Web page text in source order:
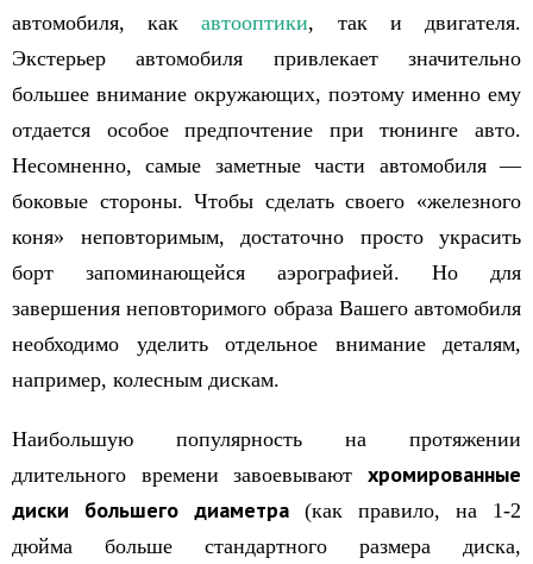
автомобиля, какавтооптики, так и двигателя.
Экстерьер автомобиля привлекает значительно
большее внимание окружающих, поэтому именно ему
отдается особое предпочтение при тюнинге авто.
Несомненно, самые заметные части автомобиля —
боковые стороны. Чтобы сделать своего «железного
коня» неповторимым, достаточно просто украсить
борт запоминающейся аэрографией. Но для
завершения неповторимого образа Вашего автомобиля
необходимо уделить отдельное внимание деталям,
например, колесным дискам.
Наибольшую популярность на протяжении
длительного времени завоевывают хромированные
диски большего диаметра (как правило, на 1-2
дюйма больше стандартного размера диска,